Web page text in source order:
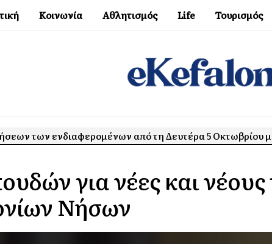
Κοινωνία Αθλητισμός Life Τουρισμός
των ενδιαφερομένων από τη Δευτέρα 5 Οκτωβρίου
για νέες και νέους
Νήσων